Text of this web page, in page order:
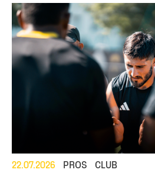
22.07.2026 PROS CLUB